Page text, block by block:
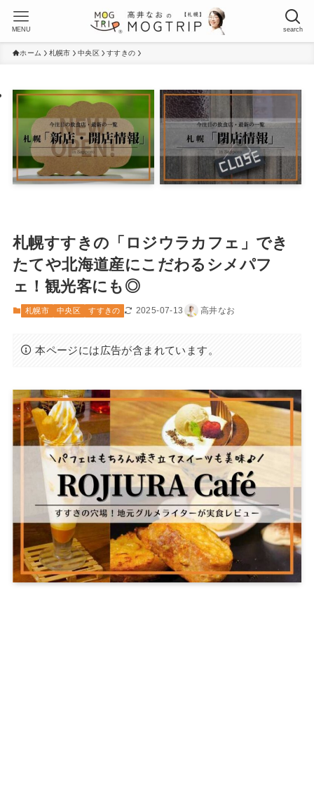
search
MENU
ホーム 札幌市 中央区 すすきの
札幌すすきの「ロジウラカフェ」でき
たてや北海道産にこだわるシメパフ
ェ！観光客にも◎
札幌市 中央区 すすきの 2025-07-13 高井なお
本ページには広告が含まれています。